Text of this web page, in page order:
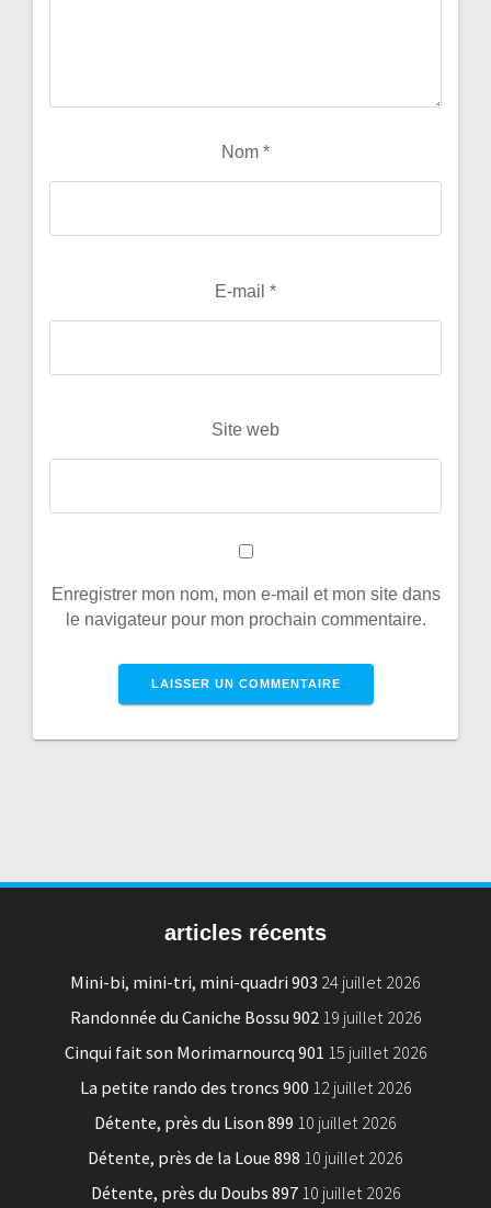
Nom *
E-mail *
Site web
Enregistrer mon nom, mon e-mail et mon site dans
le navigateur pour mon prochain commentaire.
articles récents
Mini-bi, mini-tri, mini-quadri 903 24 juillet 2026
Randonnée du Caniche Bossu 902 19 juillet 2026
Cinqui fait son Morimarnourcq 901 15 juillet 2026
La petite rando des troncs 900 12 juillet 2026
Détente, près du Lison 899 10 juillet 2026
Détente, près de la Loue 898 10 juillet 2026
Détente, près du Doubs 897 10 juillet 2026